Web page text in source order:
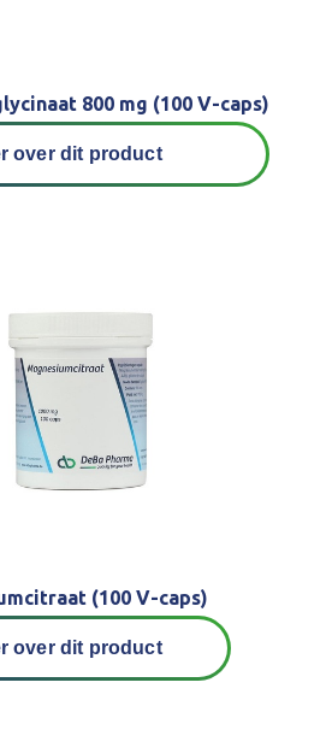
800 mg (100 V-caps)
over dit product
(100 V-caps)
over dit product